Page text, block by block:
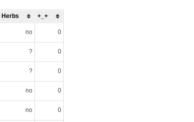
Herbs
+_+
no 0
? 0
? 0
no 0
no 0